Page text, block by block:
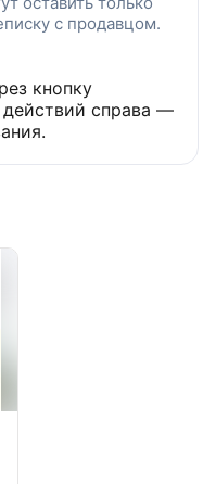
с продавцом.
кнопку
действий справа —